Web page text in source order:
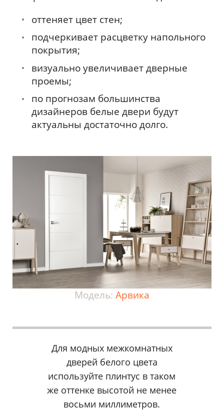
оттеняет цвет стен;
подчеркивает расцветку напольного
покрытия;
визуально увеличивает дверные
проемы;
по прогнозам большинства
дизайнеров белые двери будут
актуальны достаточно долго.
Модель: Арвика
Для модных межкомнатных
дверей белого цвета
используйте плинтус в таком
же оттенке высотой не менее
восьми миллиметров.